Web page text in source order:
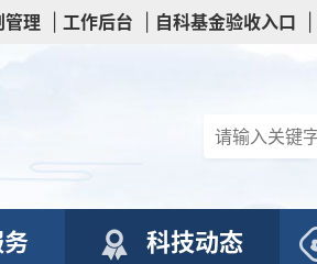
管理 工作后台 自科基金验收入口
科技动态